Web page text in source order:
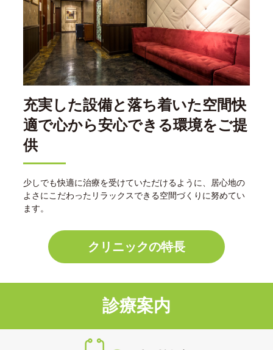
充実した設備と落ち着いた空間快
適で心から安心できる環境をご提
供
少しでも快適に治療を受けていただけるように、居心地の
よさにこだわったリラックスできる空間づくりに努めてい
ます。
クリニックの特長
診療案内